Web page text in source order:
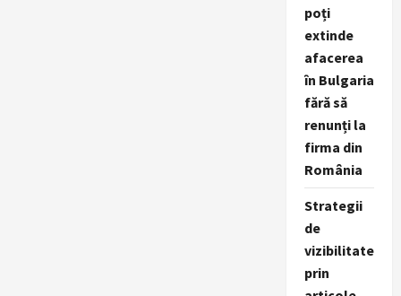
poți
extinde
afacerea
în Bulgaria
fără să
renunți la
firma din
România
Strategii
de
vizibilitate
prin